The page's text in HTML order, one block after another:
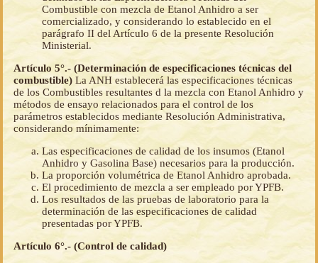
Combustible con mezcla de Etanol Anhidro a ser
comercializado, y considerando lo establecido en el
parágrafo II del Artículo 6 de la presente Resolución
Ministerial.
Artículo 5°.- (Determinación de especificaciones técnicas del
combustible) La ANH establecerá las especificaciones técnicas
de los Combustibles resultantes d la mezcla con Etanol Anhidro y
métodos de ensayo relacionados para el control de los
parámetros establecidos mediante Resolución Administrativa,
considerando mínimamente:
Las especificaciones de calidad de los insumos (Etanol
Anhidro y Gasolina Base) necesarios para la producción.
La proporción volumétrica de Etanol Anhidro aprobada.
El procedimiento de mezcla a ser empleado por YPFB.
Los resultados de las pruebas de laboratorio para la
determinación de las especificaciones de calidad
presentadas por YPFB.
Artículo 6°.- (Control de calidad)